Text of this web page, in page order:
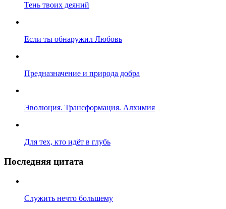
Тень твоих деяний
Если ты обнаружил Любовь
Предназначение и природа добра
Эволюция. Трансформация. Алхимия
Для тех, кто идёт в глубь
Последняя цитата
Служить нечто большему